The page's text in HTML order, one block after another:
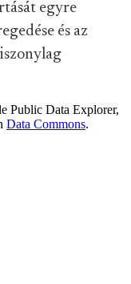
egyre
és az